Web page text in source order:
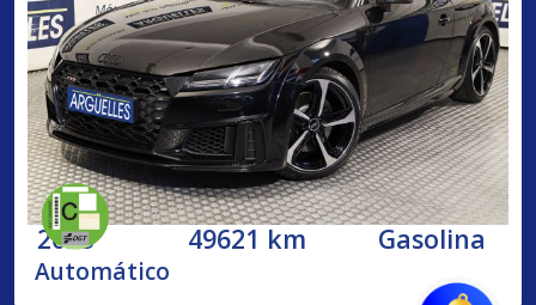
2023 49621 km Gasolina
Automático